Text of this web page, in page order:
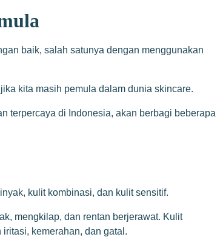
baik, salah satunya dengan menggunakan
kita masih pemula dalam dunia skincare.
terpercaya di Indonesia, akan berbagi beberapa
kulit kombinasi, dan kulit sensitif.
mengkilap, dan rentan berjerawat. Kulit
kemerahan, dan gatal.